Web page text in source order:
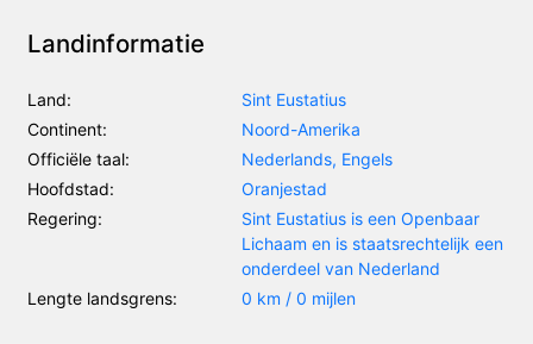
Landinformatie
Land:
Sint Eustatius
Continent:
Noord-Amerika
Officiële taal:
Nederlands, Engels
Hoofdstad:
Oranjestad
Regering:
Sint Eustatius is een Openbaar
Lichaam en is staatsrechtelijk een
onderdeel van Nederland
Lengte landsgrens:
0 km / 0 mijlen